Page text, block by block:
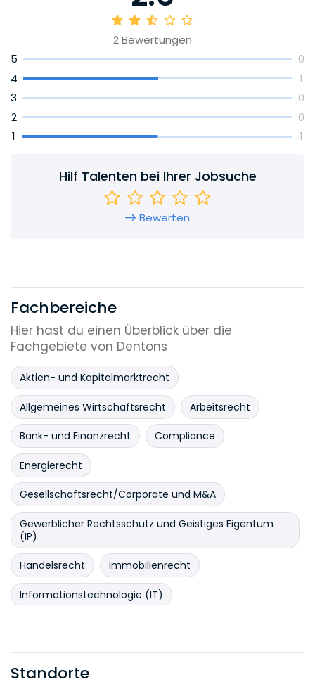
2Bewertungen
5
0
4 1
3 0
2 0
1 1
Hilf Talenten bei Ihrer Jobsuche
Bewerten
Fachbereiche
Hier hast du einen Überblick über die
Fachgebiete von Dentons
Aktien- und Kapitalmarktrecht
Allgemeines Wirtschaftsrecht Arbeitsrecht
Bank- und Finanzrecht Compliance
Energierecht
Gesellschaftsrecht/Corporate und M&A
Gewerblicher Rechtsschutz und Geistiges Eigentum
(IP)
Handelsrecht Immobilienrecht
Informationstechnologie (IT)
Internationales Wirtschaftsrecht Joint Ventures
Kartellrecht und Außenhandel
Standorte